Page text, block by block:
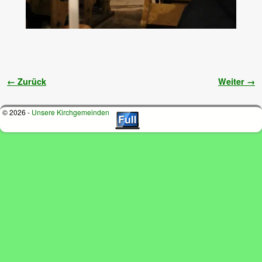
Bilder-Navigation
← Zurück Weiter →
© 2026 - Unsere Kirchgemeinden